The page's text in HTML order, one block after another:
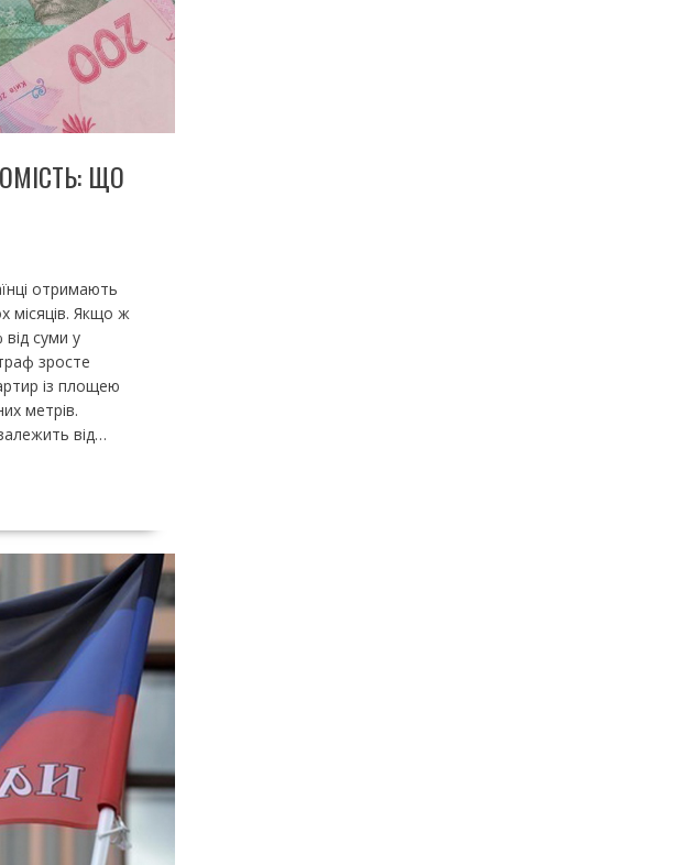
ЩО
отримають
місяців. Якщо ж
суми у
зросте
із площею
метрів.
від…